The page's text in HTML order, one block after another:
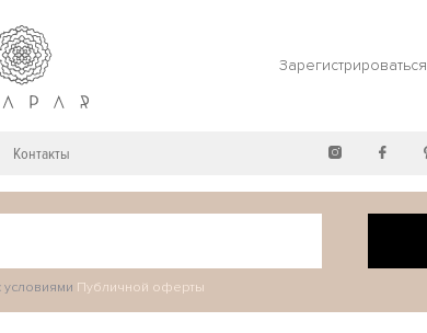
Зарегистрироваться
Контакты
условиями Публичной оферты